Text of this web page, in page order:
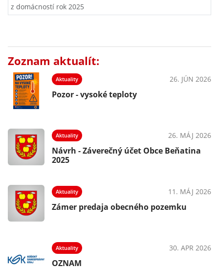
z domácností rok 2025
Zoznam aktualít:
Aktuality 26. JÚN 2026
Pozor - vysoké teploty
Aktuality 26. MÁJ 2026
Návrh - Záverečný účet Obce Beňatina
2025
Aktuality 11. MÁJ 2026
Zámer predaja obecného pozemku
Aktuality 30. APR 2026
OZNAM